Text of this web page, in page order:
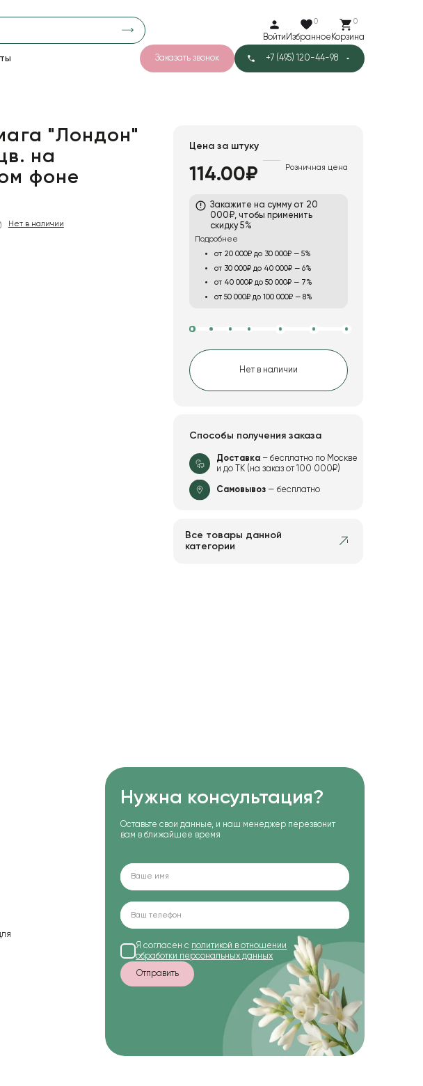
Войти
0
Избранное
0
Корзина
Заказать звонок +7 (495) 120-44-98
Сетка6
"Лондон"
на
фоне
Нет в наличии
Цена за штуку
114.00₽ Розничная цена
Закажите на сумму от 20
000₽, чтобы применить
скидку 5%
Подробнее
от 20 000₽ до 30 000₽ — 5%
от 30 000₽ до 40 000₽ — 6%
от 40 000₽ до 50 000₽ — 7%
от 50 000₽ до 100 000₽ — 8%
Нет в наличии
Способы получения заказа
Доставка– бесплатно по Москве
и до ТК (на заказ от 100 000₽)
Самовывоз— бесплатно
Все товары данной
категории
Нужна консультация?
Оставьте свои данные, и наш менеджер перезвонит
вам в ближайшее время
Я согласен с политикой в отношении
обработки персональных данных
Отправить